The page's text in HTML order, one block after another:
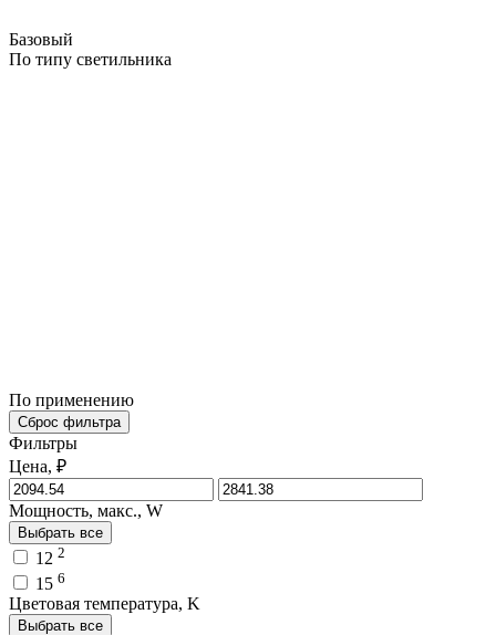
Базовый
По типу светильника
По применению
Сброс фильтра
Фильтры
Цена, ₽
Мощность, макс., W
Выбрать все
12 2
15 6
Цветовая температура, K
Выбрать все